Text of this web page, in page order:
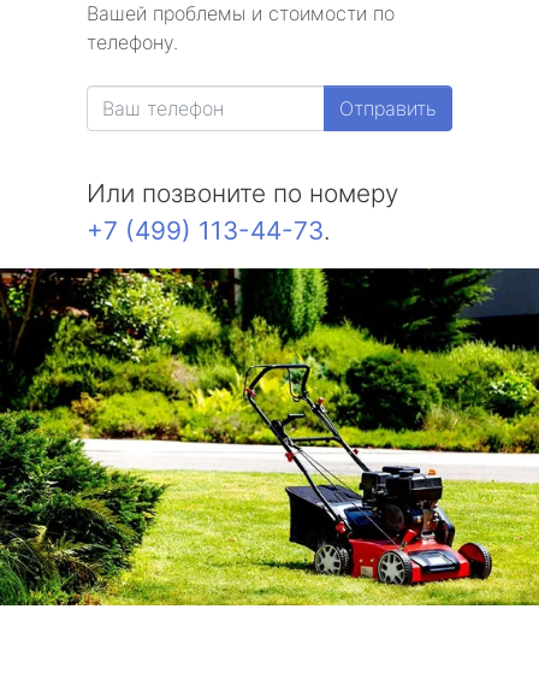
Вашей проблемы и стоимости по
телефону.
Отправить
Или позвоните по номеру
+7 (499) 113-44-73.